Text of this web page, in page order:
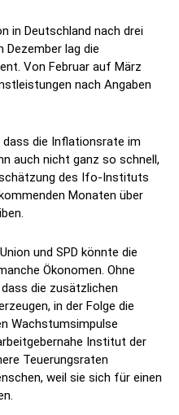
in Deutschland nach drei
Dezember lag die
Von Februar auf März
nach Angaben
die Inflationsrate im
auch nicht ganz so schnell,
des Ifo-Instituts
Monaten über
und SPD könnte die
Ökonomen. Ohne
die zusätzlichen
in der Folge die
Wachstumsimpulse
Institut der
Teuerungsraten
weil sie sich für einen